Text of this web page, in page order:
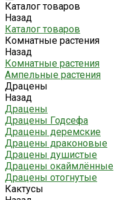
Каталог товаров
Назад
Каталог товаров
Комнатные растения
Назад
Комнатные растения
Ампельные растения
Драцены
Назад
Драцены
Драцены Годсефа
Драцены деремские
Драцены драконовые
Драцены душистые
Драцены окаймлённые
Драцены отогнутые
Кактусы